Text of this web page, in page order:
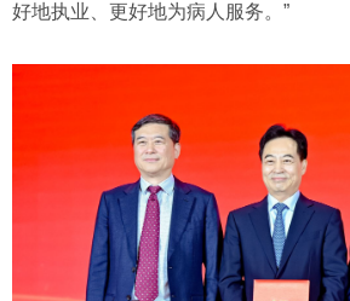
好地执业、更好地为病人服务。”